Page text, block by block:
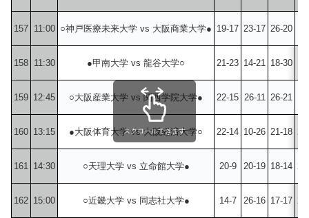
157 11:00 ○神戸医療未来大学 vs 大阪商業大学● 19-17 23-17 26-20
158 11:30 ●甲南大学 vs 龍谷大学○ 21-23 14-21 18-30
159 12:45 ○大阪産業大学 vs 関西学院大学● 22-15 26-11 26-21
160 13:15 ●大阪体育大学 vs 大阪経済大学○ 22-14 10-26 21-18
161 14:30 ○天理大学 vs 立命館大学● 20-9 20-19 18-14
162 15:00 ○近畿大学 vs 同志社大学● 14-7 26-16 17-17
スクロールできます